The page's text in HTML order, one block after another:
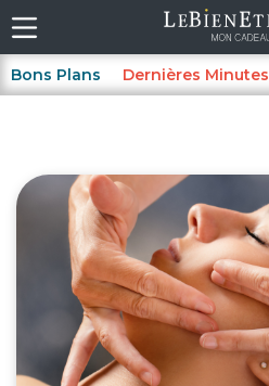
Bons Plans Dernières Minutes